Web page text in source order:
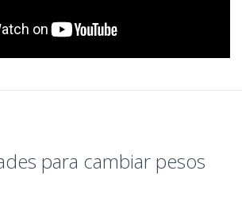
para cambiar pesos